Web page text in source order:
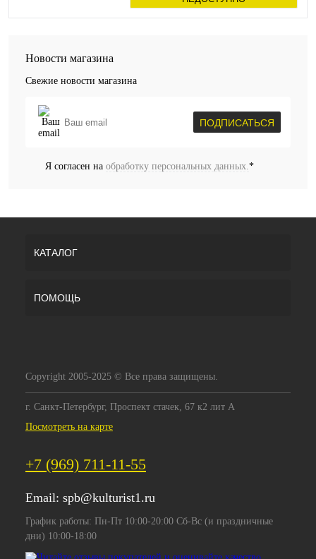
Новости магазина
Свежие новости магазина
ПОДПИСАТЬСЯ
Я согласен на обработку персональных данных. *
КАТАЛОГ
ПОМОЩЬ
Copyright 2005-2025 © Все права защищены.
г. Санкт-Петербург, Проспект стачек, 67 к2 лит А
Посмотреть на карте
+7 (969) 711-11-55
Email: spb@kulturist1.ru
График работы: Пн-Пт 10:00-20:00 Сб-Вс (и праздничные
дни) 10:00-18:00